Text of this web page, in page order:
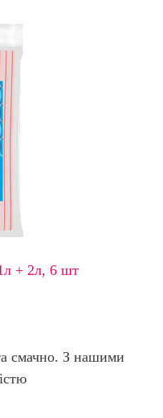
+ 2л, 6 шт
смачно. З нашими